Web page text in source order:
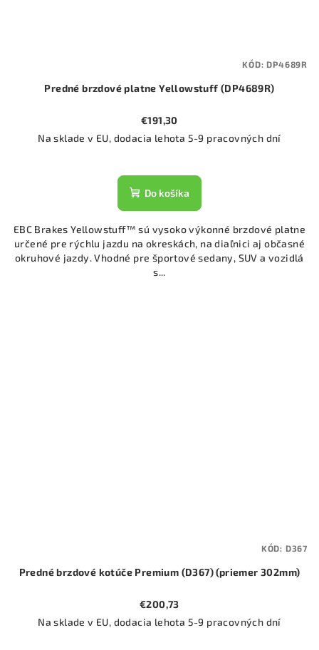
Predné brzdové platne Yellowstuff (DP4689R)
€191,30
Na sklade v EU, dodacia lehota 5-9 pracovných dní
Do košíka
EBC Brakes Yellowstuff™ sú vysoko výkonné brzdové platne
určené pre rýchlu jazdu na okreskách, na diaľnici aj občasné
okruhové jazdy. Vhodné pre športové sedany, SUV a vozidlá
s...
KÓD:DP4689R
Predné brzdové kotúče Premium (D367) (priemer 302mm)
€200,73
Na sklade v EU, dodacia lehota 5-9 pracovných dní
KÓD: D367